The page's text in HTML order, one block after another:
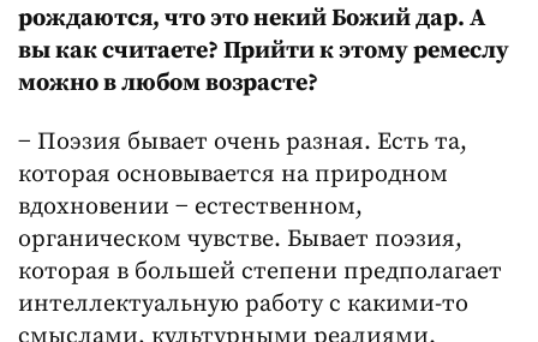
рождаются, что это некий Божий дар. А
вы как считаете? Прийти к этому ремеслу
можно в любом возрасте?
− Поэзия бывает очень разная. Есть та,
которая основывается на природном
вдохновении − естественном,
органическом чувстве. Бывает поэзия,
которая в большей степени предполагает
интеллектуальную работу с какими-то